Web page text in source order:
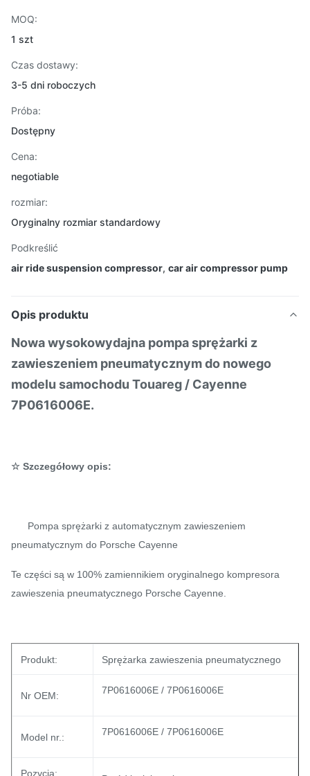
MOQ:
1 szt
Czas dostawy:
3-5 dni roboczych
Próba:
Dostępny
Cena:
negotiable
rozmiar:
Oryginalny rozmiar standardowy
Podkreślić
air ride suspension compressor, car air compressor pump
Opis produktu
Nowa wysokowydajna pompa sprężarki z
zawieszeniem pneumatycznym do nowego
modelu samochodu Touareg / Cayenne
7P0616006E.
☆ Szczegółowy opis:
Pompa sprężarki z automatycznym zawieszeniem
pneumatycznym do Porsche Cayenne
Te części są w 100% zamiennikiem oryginalnego kompresora
zawieszenia pneumatycznego Porsche Cayenne.
Produkt: Sprężarka zawieszenia pneumatycznego
Nr OEM: 7P0616006E / 7P0616006E
Model nr.: 7P0616006E / 7P0616006E
Pozycja: